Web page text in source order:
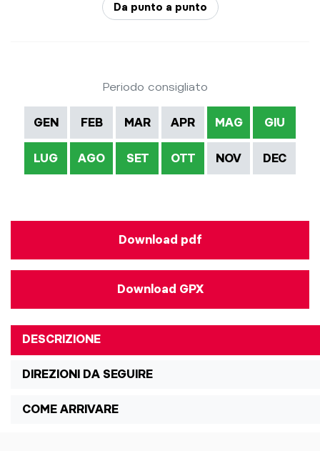
Da punto a punto
Periodo consigliato
GEN FEB MAR APR MAG GIU
LUG AGO SET OTT NOV DEC
Download pdf
Download GPX
DESCRIZIONE
DIREZIONI DA SEGUIRE
COME ARRIVARE